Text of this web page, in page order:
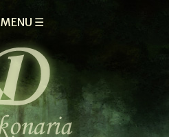
MENU ☰